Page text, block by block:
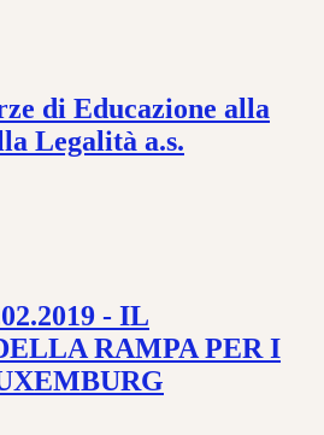
di Educazione alla
Legalità a.s.
- IL
RAMPA PER I